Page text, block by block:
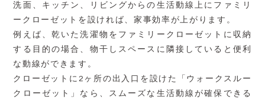
洗面、キッチン、リビングからの生活動線上にファミリ
ークローゼットを設ければ、家事効率が上がります。
例えば、乾いた洗濯物をファミリークローゼットに収納
する目的の場合、物干しスペースに隣接していると便利
な動線ができます。
クローゼットに2ヶ所の出入口を設けた「ウォークスルー
クローゼット」なら、スムーズな生活動線が確保できる